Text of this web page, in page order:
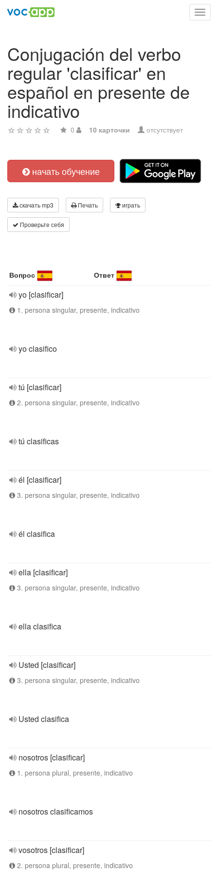
Conjugación del verbo
regular 'clasificar' en
español en presente de
indicativo
0 10 карточки отсутствует
начать обучение
скачать mp3 Печать играть
Проверьте себя
Вопрос Ответ
yo [clasificar]
1. persona singular, presente, indicativo
yo clasifico
tú [clasificar]
2. persona singular, presente, indicativo
tú clasificas
él [clasificar]
3. persona singular, presente, indicativo
él clasifica
ella [clasificar]
3. persona singular, presente, indicativo
ella clasifica
Usted [clasificar]
3. persona singular, presente, indicativo
Usted clasifica
nosotros [clasificar]
1. persona plural, presente, indicativo
nosotros clasificamos
vosotros [clasificar]
2. persona plural, presente, indicativo